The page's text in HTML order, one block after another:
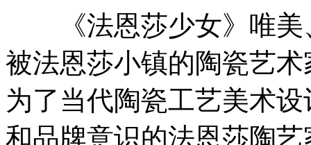
《法恩莎少女》唯美
被法恩莎小镇的陶瓷艺
为了当代陶瓷工艺美术
和品牌意识的法恩莎陶